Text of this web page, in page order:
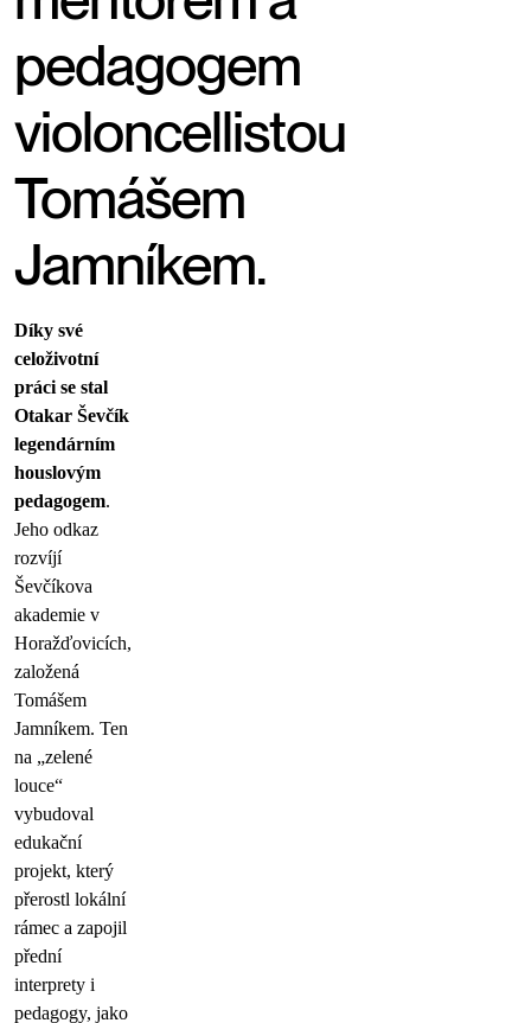
pedagogem
violoncellistou
Tomášem
Jamníkem.
Díky své
celoživotní
práci se stal
Otakar Ševčík
legendárním
houslovým
pedagogem.
Jeho odkaz
rozvíjí
Ševčíkova
akademie v
Horažďovicích,
založená
Tomášem
Jamníkem. Ten
na „zelené
louce“
vybudoval
edukační
projekt, který
přerostl lokální
rámec a zapojil
přední
interprety i
pedagogy, jako